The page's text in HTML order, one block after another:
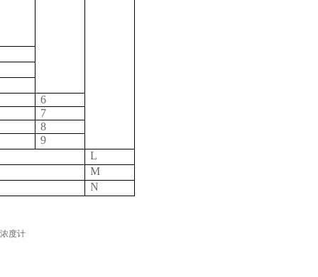
6
7
8
9
L
M
N